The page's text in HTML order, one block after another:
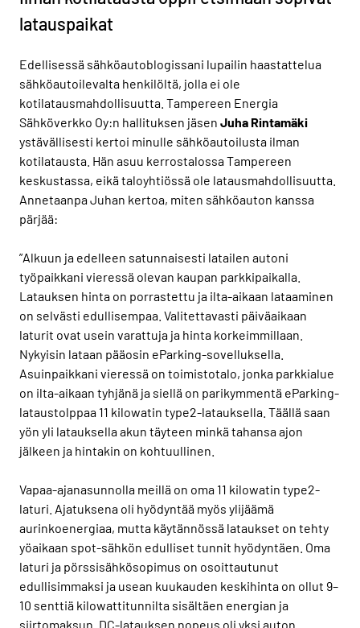
latauspaikat
Edellisessä sähköautoblogissani lupailin haastattelua
sähköautoilevalta henkilöltä, jolla ei ole
kotilatausmahdollisuutta. Tampereen Energia
Sähköverkko Oy:n hallituksen jäsen Juha Rintamäki
ystävällisesti kertoi minulle sähköautoilusta ilman
kotilatausta. Hän asuu kerrostalossa Tampereen
keskustassa, eikä taloyhtiössä ole latausmahdollisuutta.
Annetaanpa Juhan kertoa, miten sähköauton kanssa
pärjää:
”Alkuun ja edelleen satunnaisesti latailen autoni
työpaikkani vieressä olevan kaupan parkkipaikalla.
Latauksen hinta on porrastettu ja ilta-aikaan lataaminen
on selvästi edullisempaa. Valitettavasti päiväaikaan
laturit ovat usein varattuja ja hinta korkeimmillaan.
Nykyisin lataan pääosin eParking-sovelluksella.
Asuinpaikkani vieressä on toimistotalo, jonka parkkialue
on ilta-aikaan tyhjänä ja siellä on parikymmentä eParking-
lataustolppaa 11 kilowatin type2-latauksella. Täällä saan
yön yli latauksella akun täyteen minkä tahansa ajon
jälkeen ja hintakin on kohtuullinen.
Vapaa-ajanasunnolla meillä on oma 11 kilowatin type2-
laturi. Ajatuksena oli hyödyntää myös ylijäämä
aurinkoenergiaa, mutta käytännössä lataukset on tehty
yöaikaan spot-sähkön edulliset tunnit hyödyntäen. Oma
laturi ja pörssisähkösopimus on osoittautunut
edullisimmaksi ja usean kuukauden keskihinta on ollut 9–
10 senttiä kilowattitunnilta sisältäen energian ja
siirtomaksun. DC-latauksen nopeus oli yksi auton